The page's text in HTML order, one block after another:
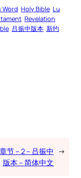
Word Holy Bible Lu
Revelation
吕振中版本 新约
节 – 2 – 吕振中
版本 – 简体中文
→